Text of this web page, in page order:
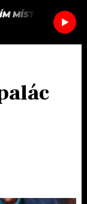
SEZNAM.CZ
MÍSTĚ PLEASE